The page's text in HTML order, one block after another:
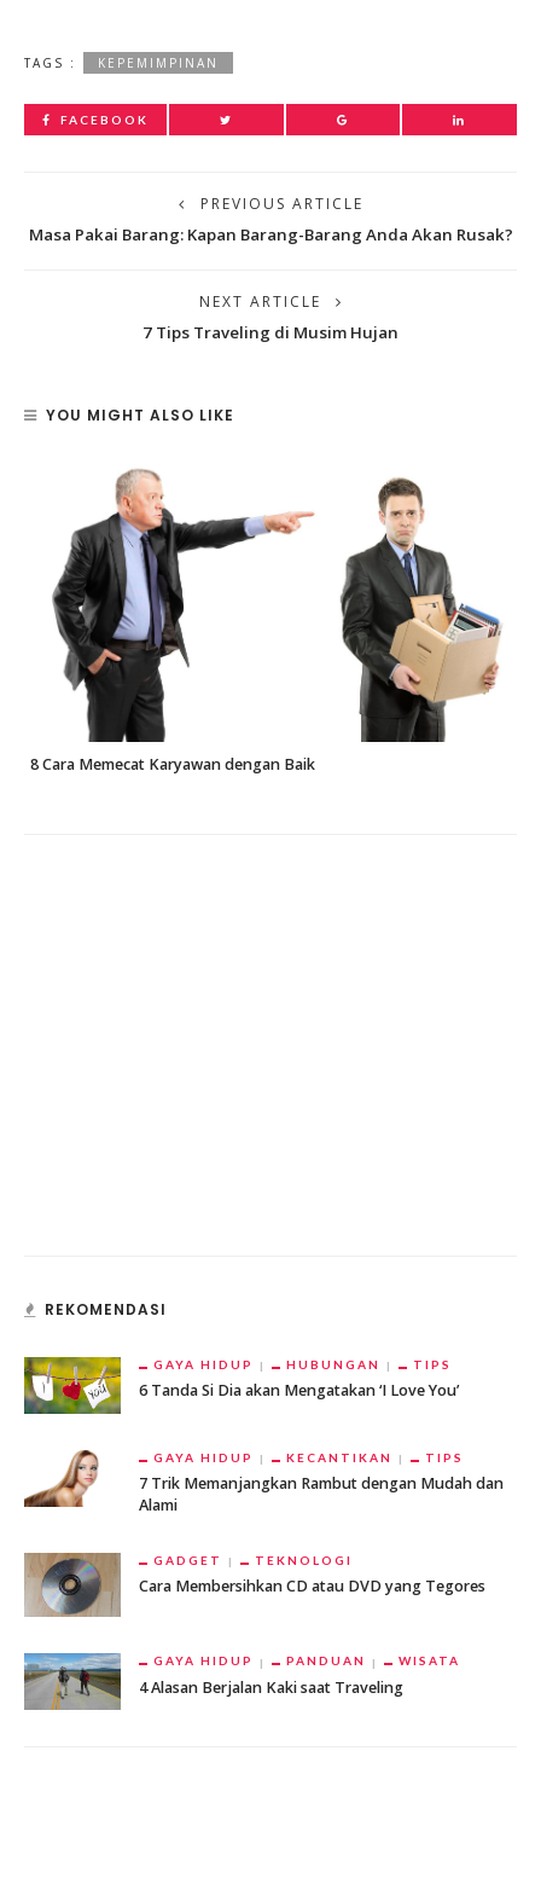
TAGS : KEPEMIMPINAN
FACEBOOK
PREVIOUS ARTICLE
Masa Pakai Barang: Kapan Barang-Barang Anda Akan Rusak?
NEXT ARTICLE
7 Tips Traveling di Musim Hujan
YOU MIGHT ALSO LIKE
8 Cara Memecat Karyawan dengan Baik
REKOMENDASI
GAYA HIDUP HUBUNGAN TIPS
6 Tanda Si Dia akan Mengatakan ‘I Love You’
GAYA HIDUP KECANTIKAN TIPS
7 Trik Memanjangkan Rambut dengan Mudah dan
Alami
GADGET TEKNOLOGI
Cara Membersihkan CD atau DVD yang Tegores
GAYA HIDUP PANDUAN WISATA
4 Alasan Berjalan Kaki saat Traveling